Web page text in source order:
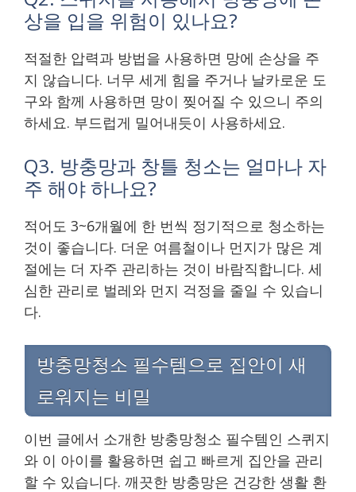
상을 입을 위험이 있나요?
적절한 압력과 방법을 사용하면 망에 손상을 주
지 않습니다. 너무 세게 힘을 주거나 날카로운 도
구와 함께 사용하면 망이 찢어질 수 있으니 주의
하세요. 부드럽게 밀어내듯이 사용하세요.
Q3. 방충망과 창틀 청소는 얼마나 자
주 해야 하나요?
적어도 3~6개월에 한 번씩 정기적으로 청소하는
것이 좋습니다. 더운 여름철이나 먼지가 많은 계
절에는 더 자주 관리하는 것이 바람직합니다. 세
심한 관리로 벌레와 먼지 걱정을 줄일 수 있습니
다.
방충망청소 필수템으로 집안이 새
로워지는 비밀
이번 글에서 소개한 방충망청소 필수템인 스퀴지
와 이 아이를 활용하면 쉽고 빠르게 집안을 관리
할 수 있습니다. 깨끗한 방충망은 건강한 생활 환